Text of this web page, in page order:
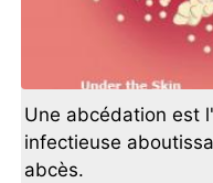
Une abcédation est
infectieuse
abcès.